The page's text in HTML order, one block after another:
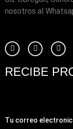
nosotros al
RECIBE
Tu correo